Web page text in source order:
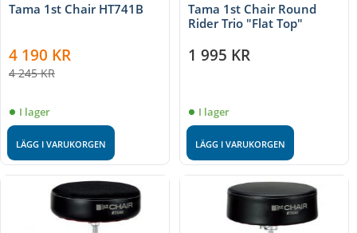
Tama 1st Chair HT741B
4 190 KR
4 245KR
I lager
LÄGG I VARUKORGEN
Tama 1st Chair Round
Rider Trio "Flat Top"
1 995 KR
I lager
LÄGG I VARUKORGEN